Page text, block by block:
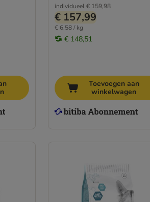
individueel € 159,98
€ 157,99
€ 6,58 / kg
€ 148,51
Toevoegen aan
winkelwagen